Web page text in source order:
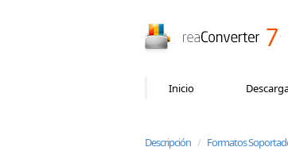
Inicio
Descripción / Formatos